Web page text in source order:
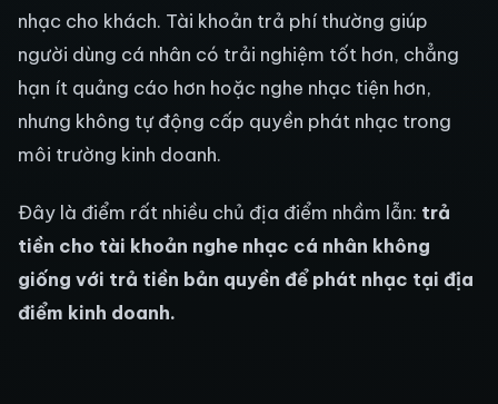
nhạc cho khách. Tài khoản trả phí thường giúp
người dùng cá nhân có trải nghiệm tốt hơn, chẳng
hạn ít quảng cáo hơn hoặc nghe nhạc tiện hơn,
nhưng không tự động cấp quyền phát nhạc trong
môi trường kinh doanh.
Đây là điểm rất nhiều chủ địa điểm nhầm lẫn: trả
tiền cho tài khoản nghe nhạc cá nhân không
giống với trả tiền bản quyền để phát nhạc tại địa
điểm kinh doanh.